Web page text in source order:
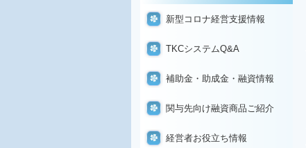
新型コロナ経営支援情報
TKCシステムQ&A
補助金・助成金・融資情報
関与先向け融資商品ご紹介
経営者お役立ち情報